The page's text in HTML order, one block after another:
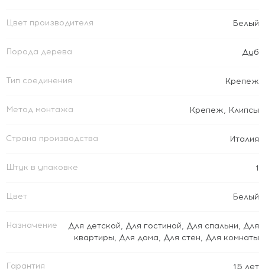
Цвет производителя Белый
Порода дерева Дуб
Тип соединения Крепеж
Метод монтажа Крепеж, Клипсы
Страна производства Италия
Штук в упаковке 1
Цвет Белый
Назначение Для детской, Для гостиной, Для спальни, Для
квартиры, Для дома, Для стен, Для комнаты
Гарантия 15 лет